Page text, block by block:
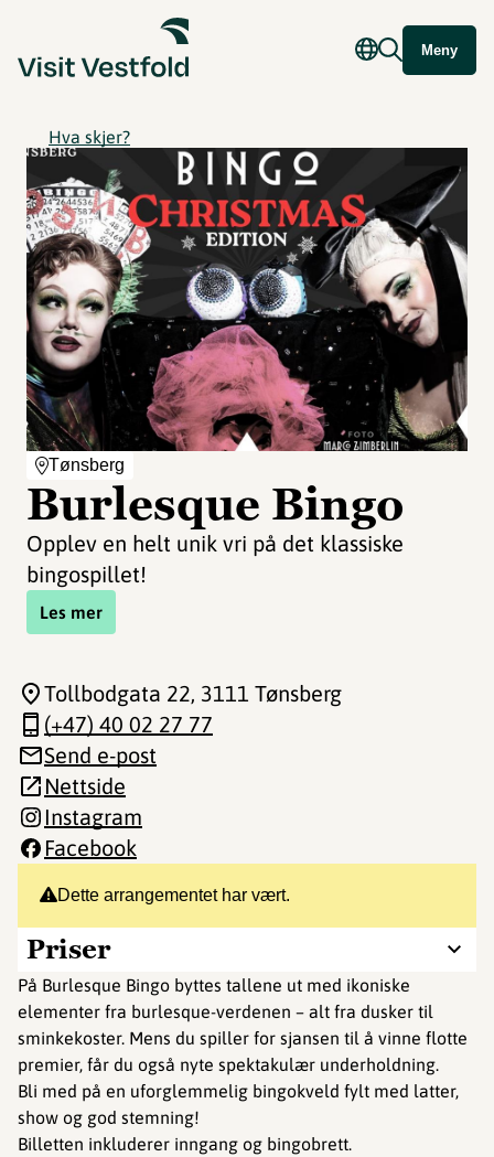
Meny
Hva skjer?
Tønsberg
Burlesque Bingo
Opplev en helt unik vri på det klassiske
bingospillet!
Les mer
Dette arrangementet har vært.
Priser
På Burlesque Bingo byttes tallene ut med ikoniske
elementer fra burlesque-verdenen – alt fra dusker til
sminkekoster. Mens du spiller for sjansen til å vinne flotte
premier, får du også nyte spektakulær underholdning.
Bli med på en uforglemmelig bingokveld fylt med latter,
show og god stemning!
Billetten inkluderer inngang og bingobrett.
Tollbodgata 22, 3111 Tønsberg
(+47) 40 02 27 77
Send e-post
Nettside
Instagram
Facebook